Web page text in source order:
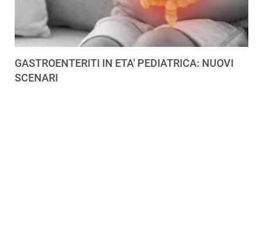
GASTROENTERITI IN ETA' PEDIATRICA: NUOVI
SCENARI